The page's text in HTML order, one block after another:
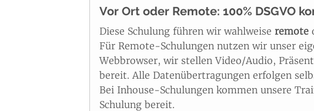
Vor Ort oder Remote: 100% DSGVO
Diese Schulung führen wir wahlweise remote
Für Remote-Schulungen nutzen wir unser
Webbrowser, wir stellen Video/Audio,
bereit. Alle Datenübertragungen erfolgen
Bei Inhouse-Schulungen kommen unsere
Schulung bereit.